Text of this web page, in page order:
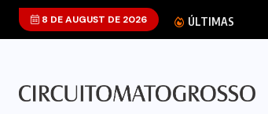
8 DE AUGUST DE 2026 ÚLTIMAS